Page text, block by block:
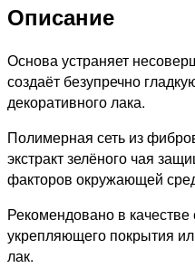
зеленого
Expert
mini
6621,
Описание
Основа устраняет
создаёт безупречно
декоративного лака.
Полимерная сеть из
экстракт зелёного чая
факторов окружающей
Рекомендовано в качестве
укрепляющего покрытия
лак.